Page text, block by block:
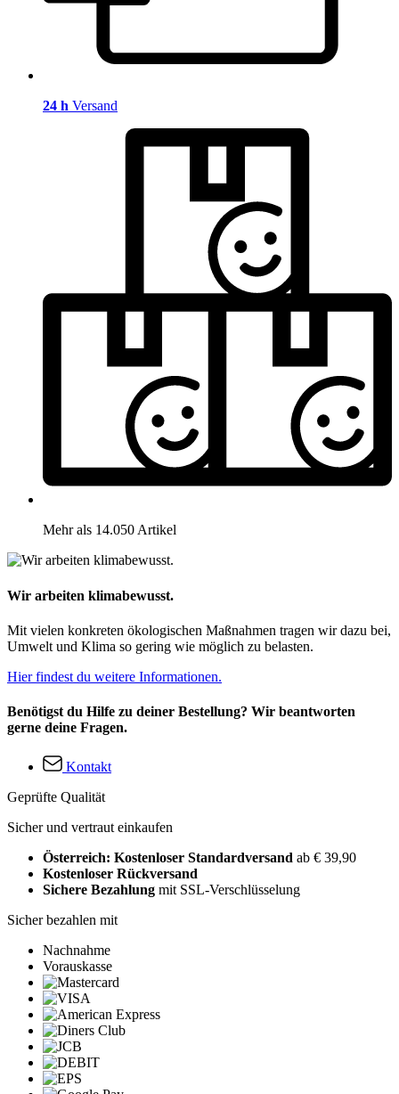
24 h Versand
Mehr als 14.050 Artikel
Wir arbeiten klimabewusst.
Mit vielen konkreten ökologischen Maßnahmen tragen wir dazu bei,
Umwelt und Klima so gering wie möglich zu belasten.
Hier findest du weitere Informationen.
Benötigst du Hilfe zu deiner Bestellung? Wir beantworten
gerne deine Fragen.
Kontakt
Geprüfte Qualität
Sicher und vertraut einkaufen
Österreich: Kostenloser Standardversand ab € 39,90
Kostenloser Rückversand
Sichere Bezahlung mit SSL-Verschlüsselung
Sicher bezahlen mit
Nachnahme
Vorauskasse